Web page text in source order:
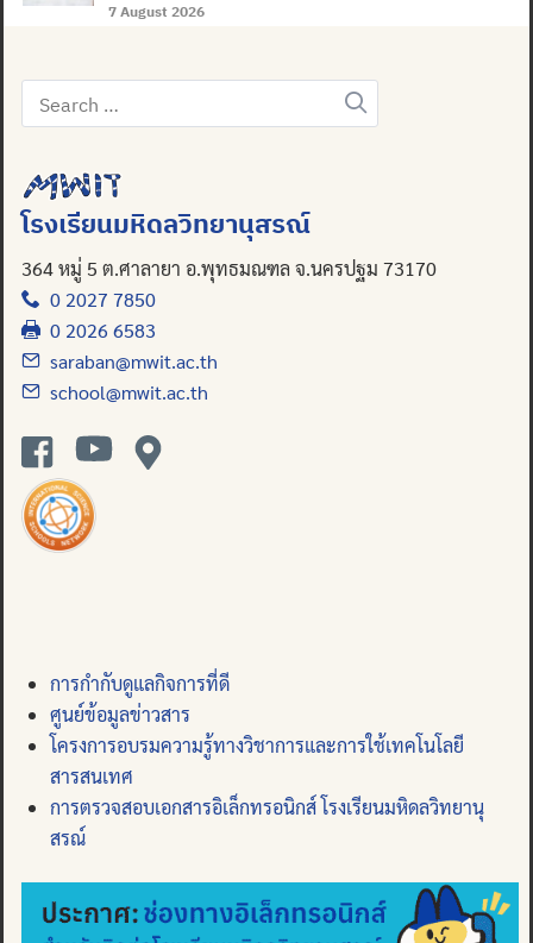
7 August 2026
Search
for:
โรงเรียนมหิดลวิทยานุสรณ์
364 หมู่ 5 ต.ศาลายา อ.พุทธมณฑล จ.นครปฐม 73170
0 2027 7850
0 2026 6583
saraban@mwit.ac.th
school@mwit.ac.th
การกำกับดูแลกิจการที่ดี
ศูนย์ข้อมูลข่าวสาร
โครงการอบรมความรู้ทางวิชาการและการใช้เทคโนโลยี
สารสนเทศ
การตรวจสอบเอกสารอิเล็กทรอนิกส์ โรงเรียนมหิดลวิทยานุ
สรณ์